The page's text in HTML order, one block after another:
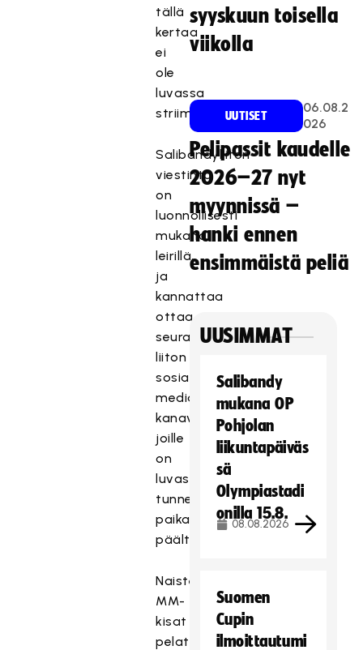
tällä
kertaa
ei
ole
luvassa
striimejä.
Salibandyliiton
viestintä
on
luonnollisesti
mukana
leirillä,
ja
kannattaa
ottaa
seurantaan
liiton
sosiaalisen
median
kanavat,
joille
on
luvassa
tunnelmapaloja
paikan
päältä.
Naisten
MM-
kisat
pelataan
syyskuun toisella
viikolla
UUTISET
06.08.2
026
Pelipassit kaudelle
2026–27 nyt
myynnissä –
hanki ennen
ensimmäistä peliä
UUSIMMAT
Salibandy
mukana OP
Pohjolan
liikuntapäiväs
sä
Olympiastadi
onilla 15.8.
08.08.2026
Suomen
Cupin
ilmoittautumi